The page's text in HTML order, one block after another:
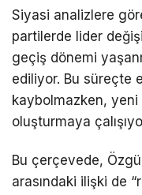
Siyasi analizlere
partilerde lider
geçiş dönemi
ediliyor. Bu süreçte
kaybolmazken, yeni
oluşturmaya
Bu çerçevede,
arasındaki ilişki de